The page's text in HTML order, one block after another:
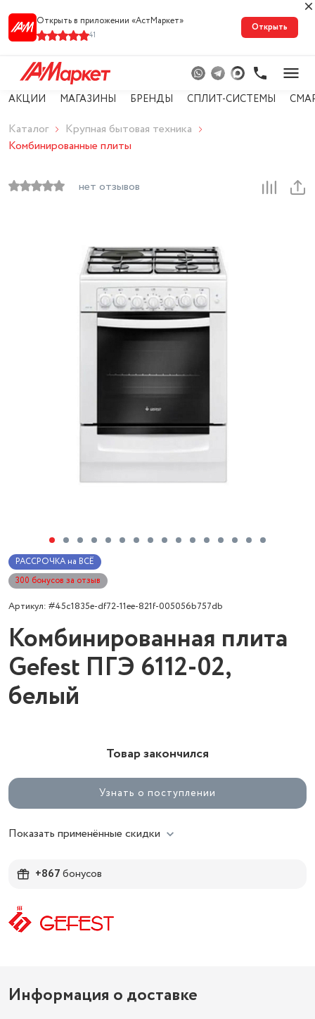
Открыть в приложении «АстМарке‪т‬»
41
Открыть
АКЦИИ МАГАЗИНЫ БРЕНДЫ СПЛИТ-СИСТЕМЫ
Каталог
Крупная бытовая техника
Комбинированные плиты
нет отзывов
РАССРОЧКА на ВСЁ
300 бонусов за отзыв
Артикул: #45c1835e-df72-11ee-821f-005056b757db
Комбинированная плита
Gefest ПГЭ 6112-02,
белый
Товар закончился
Узнать о поступлении
Показать применённые скидки
+867бонусов
Информация о доставке